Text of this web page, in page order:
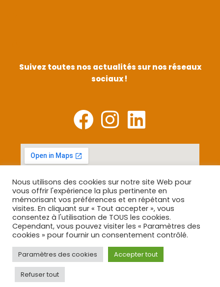
Suivez toutes nos actualités sur nos réseaux
sociaux !
Nous utilisons des cookies sur notre site Web pour
vous offrir l'expérience la plus pertinente en
mémorisant vos préférences et en répétant vos
visites. En cliquant sur « Tout accepter », vous
consentez à l'utilisation de TOUS les cookies.
Cependant, vous pouvez visiter les « Paramètres des
cookies » pour fournir un consentement contrôlé.
Paramètres des cookies Accepter tout
Refuser tout